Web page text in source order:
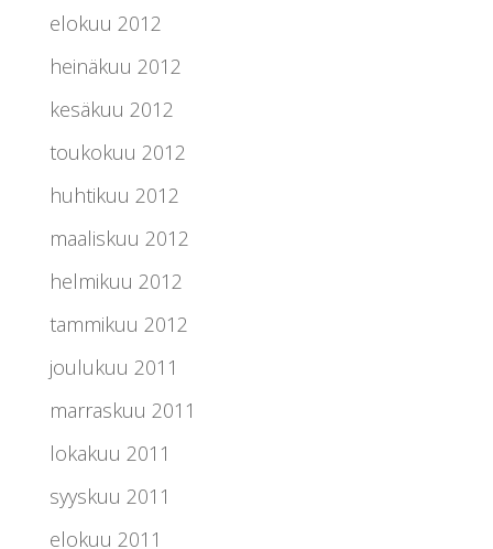
elokuu 2012
heinäkuu 2012
kesäkuu 2012
toukokuu 2012
huhtikuu 2012
maaliskuu 2012
helmikuu 2012
tammikuu 2012
joulukuu 2011
marraskuu 2011
lokakuu 2011
syyskuu 2011
elokuu 2011